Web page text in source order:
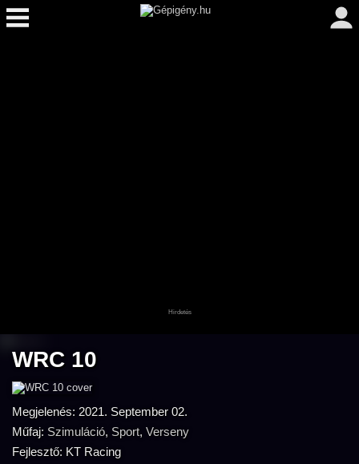
WRC 10
Megjelenés: 2021. September 02.
Műfaj: Szimuláció, Sport, Verseny
Fejlesztő: KT Racing